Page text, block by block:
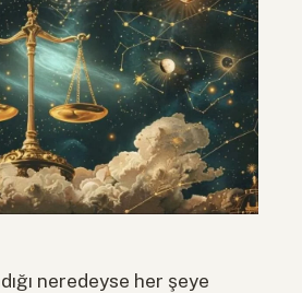
neredeyse her şeye